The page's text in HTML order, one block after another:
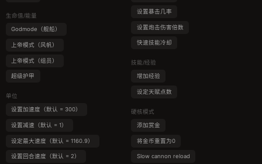
生命值/能量
Godmode（舰船）
上帝模式（风帆）
上帝模式（组员）
超级护甲
单位
设置加速度（默认 = 300）
设置减速（默认 = 1）
设定最大速度（默认 = 1160.9）
设置回合速度（默认 = 2）
设置暴击几率
设置炮击伤害倍数
快速技能冷却
技能/经验
增加经验
设定天赋点数
硬核模式
添加赏金
将金币重置为0
Slow cannon reload